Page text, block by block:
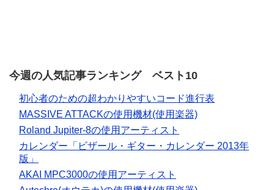
今週の人気記事ランキング ベスト10
初心者のための超わかりやすいコード進行表
MASSIVE ATTACKの使用機材(使用楽器)
Roland Jupiter-8の使用アーティスト
カレンダー「ビザール・ギター・カレンダー 2013年
版」
AKAI MPC3000の使用アーティスト